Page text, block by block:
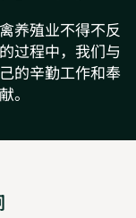
养殖业不得不反
过程中，我们与
的辛勤工作和奉
。